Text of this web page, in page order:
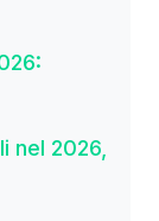
nel 2026,